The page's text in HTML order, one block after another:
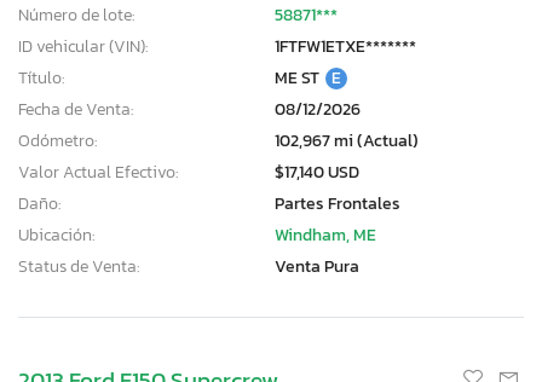
Número de lote:
58871***
ID vehicular (VIN):
1FTFW1ETXE*******
Título:
ME ST E
Fecha de Venta:
08/12/2026
Odómetro:
102,967 mi (Actual)
Valor Actual Efectivo:
$17,140 USD
Daño:
Partes Frontales
Ubicación:
Windham, ME
Status de Venta:
Venta Pura